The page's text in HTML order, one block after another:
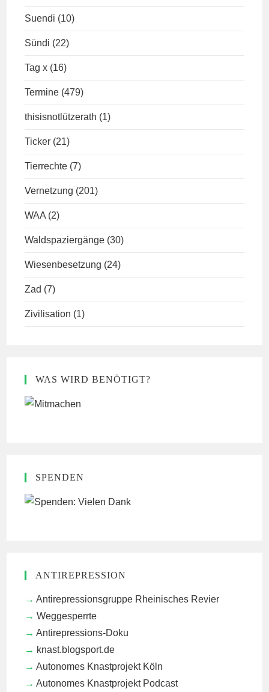
Suendi (10)
Sündi (22)
Tag x (16)
Termine (479)
thisisnotlützerath (1)
Ticker (21)
Tierrechte (7)
Vernetzung (201)
WAA (2)
Waldspaziergänge (30)
Wiesenbesetzung (24)
Zad (7)
Zivilisation (1)
WAS WIRD BENÖTIGT?
SPENDEN
ANTIREPRESSION
Antirepressionsgruppe Rheinisches Revier
Weggesperrte
Antirepressions-Doku
knast.blogsport.de
Autonomes Knastprojekt Köln
Autonomes Knastprojekt Podcast